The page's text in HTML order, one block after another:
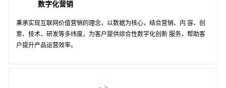
数字化营销
秉承实现互联网价值营销的理念，以数据为核心，结合营销、内 容、创
意、技术、研发等多纬度，为客户提供综合性数字化创新 服务，帮助客
户提升产品运营效率。